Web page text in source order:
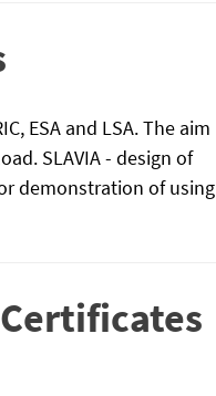
ESA and LSA. The aim
SLAVIA - design of
demonstration of using